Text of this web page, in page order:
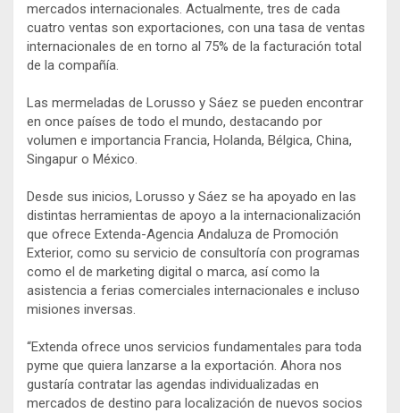
mercados internacionales. Actualmente, tres de cada
cuatro ventas son exportaciones, con una tasa de ventas
internacionales de en torno al 75% de la facturación total
de la compañía.
Las mermeladas de Lorusso y Sáez se pueden encontrar
en once países de todo el mundo, destacando por
volumen e importancia Francia, Holanda, Bélgica, China,
Singapur o México.
Desde sus inicios, Lorusso y Sáez se ha apoyado en las
distintas herramientas de apoyo a la internacionalización
que ofrece Extenda-Agencia Andaluza de Promoción
Exterior, como su servicio de consultoría con programas
como el de marketing digital o marca, así como la
asistencia a ferias comerciales internacionales e incluso
misiones inversas.
“Extenda ofrece unos servicios fundamentales para toda
pyme que quiera lanzarse a la exportación. Ahora nos
gustaría contratar las agendas individualizadas en
mercados de destino para localización de nuevos socios